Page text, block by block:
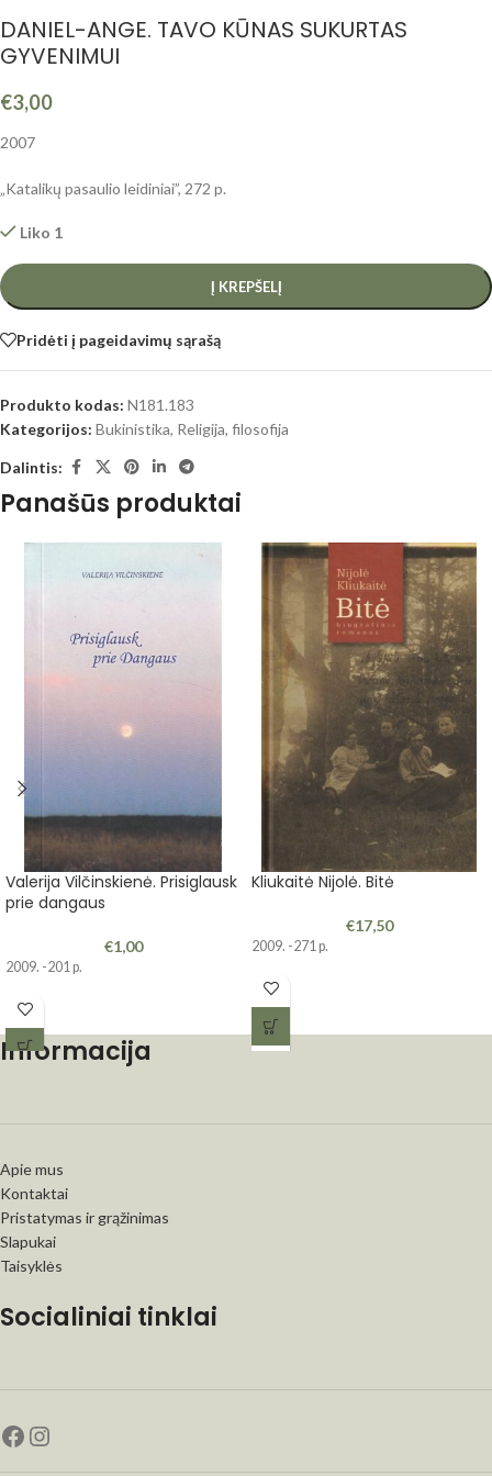
DANIEL-ANGE. TAVO KŪNAS SUKURTAS
GYVENIMUI
€3,00
2007
„Katalikų pasaulio leidiniai”, 272 p.
Liko 1
Į KREPŠELĮ
Pridėti į pageidavimų sąrašą
Produkto kodas: N181.183
Kategorijos: Bukinistika, Religija, filosofija
Dalintis:
Panašūs produktai
Valerija Vilčinskienė. Prisiglausk
prie dangaus
€1,00
2009. -201 p.
Kliukaitė Nijolė. Bitė
€17,50
2009. -271 p.
Informacija
Apie mus
Kontaktai
Pristatymas ir grąžinimas
Slapukai
Taisyklės
Socialiniai tinklai